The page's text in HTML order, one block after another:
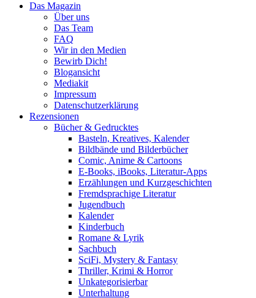
Das Magazin
Über uns
Das Team
FAQ
Wir in den Medien
Bewirb Dich!
Blogansicht
Mediakit
Impressum
Datenschutzerklärung
Rezensionen
Bücher & Gedrucktes
Basteln, Kreatives, Kalender
Bildbände und Bilderbücher
Comic, Anime & Cartoons
E-Books, iBooks, Literatur-Apps
Erzählungen und Kurzgeschichten
Fremdsprachige Literatur
Jugendbuch
Kalender
Kinderbuch
Romane & Lyrik
Sachbuch
SciFi, Mystery & Fantasy
Thriller, Krimi & Horror
Unkategorisierbar
Unterhaltung